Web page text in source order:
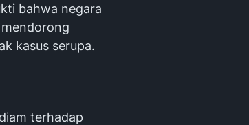
bahwa negara
kasus serupa.
terhadap